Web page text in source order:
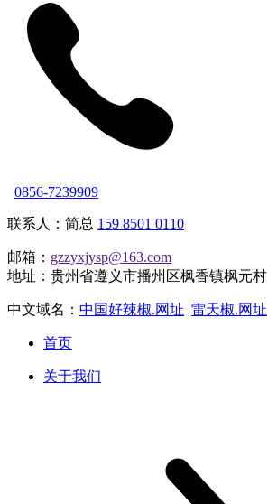
0856-7239909
联系人：简总 159 8501 0110
邮箱： gzzyxjysp@163.com
地址：贵州省遵义市播州区枫香镇枫元村
中文域名： 中国好辣椒.网址 雷天椒.网址
首页
关于我们